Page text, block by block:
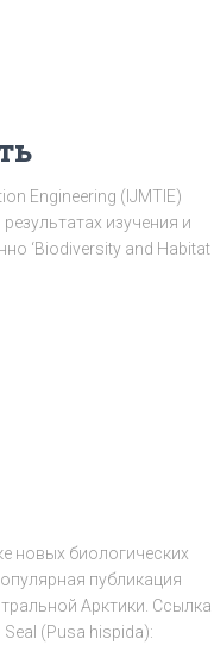
Engineering (IJMTIE)
изучения и
‘Biodiversity and Habitat
новых биологических
публикация
Арктики. Ссылка
(Pusa hispida):